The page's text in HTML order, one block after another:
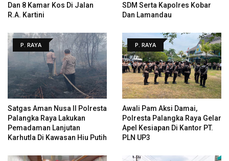
Dan 8 Kamar Kos Di Jalan
R.A. Kartini
SDM Serta Kapolres Kobar
Dan Lamandau
P. RAYA
Satgas Aman Nusa II Polresta
Palangka Raya Lakukan
Pemadaman Lanjutan
Karhutla Di Kawasan Hiu Putih
P. RAYA
Awali Pam Aksi Damai,
Polresta Palangka Raya Gelar
Apel Kesiapan Di Kantor PT.
PLN UP3